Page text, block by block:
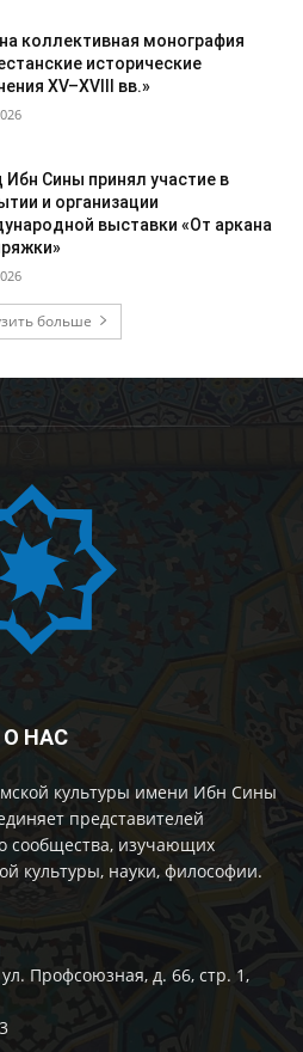
коллективная монография
исторические
XV–XVIII вв.»
Сины принял участие в
и организации
выставки «От аркана
больше
О НАС
культуры имени Ибн Сины
представителей
сообщества, изучающих
культуры, науки, философии.
Профсоюзная, д. 66, стр. 1,